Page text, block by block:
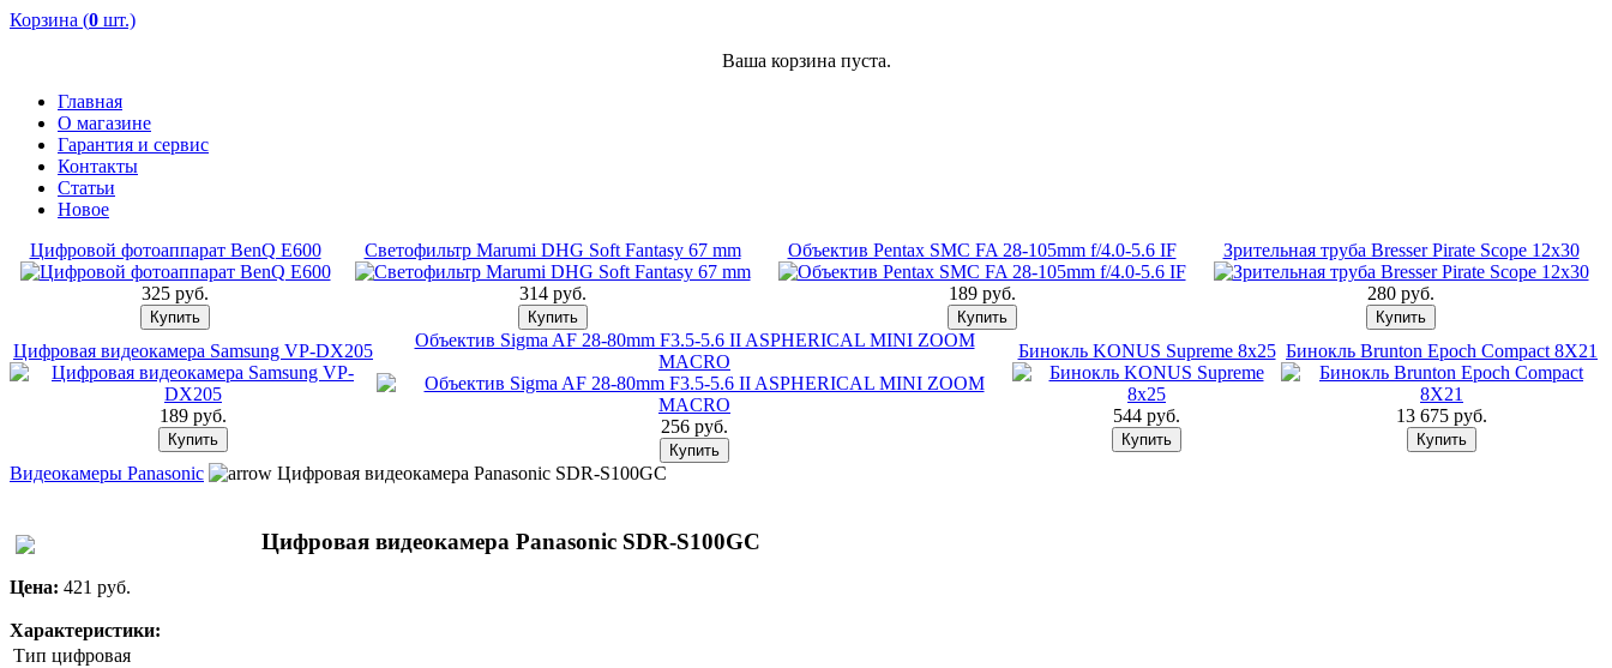
Корзина (0 шт.)
Ваша корзина пуста.
Главная
О магазине
Гарантия и сервис
Контакты
Статьи
Новое
Цифровой фотоаппарат BenQ E600
325 pуб.
Светофильтр Marumi DHG Soft Fantasy 67 mm
314 pуб.
Объектив Pentax SMC FA 28-105mm f/4.0-5.6 IF
189 pуб.
Зрительная труба Bresser Pirate Scope 12x30
280 pуб.
Цифровая видеокамера Samsung VP-DX205
189 pуб.
Объектив Sigma AF 28-80mm F3.5-5.6 II ASPHERICAL MINI ZOOM
MACRO
256 pуб.
Бинокль KONUS Supreme 8x25
544 pуб.
Бинокль Brunton Epoch Compact 8X21
13 675 pуб.
Видеокамеры Panasonic Цифровая видеокамера Panasonic SDR-S100GC
Цифровая видеокамера Panasonic SDR-S100GC
Цена: 421 pуб.
Характеристики:
Тип цифровая